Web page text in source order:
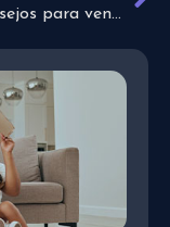
Tres consejos para vencer una batalla